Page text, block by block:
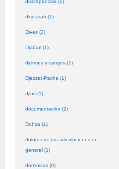
discrepancias (1)
disdasah (1)
Dives (2)
Djabaïl (1)
djermes y canges (1)
Djezzar-Pacha (1)
djins (1)
documentación (2)
Dohza (1)
dolores de las articulaciones en
general (1)
dominicos (0)